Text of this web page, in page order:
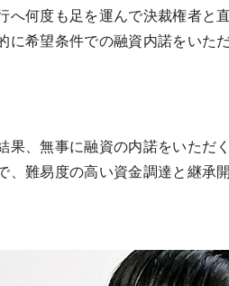
何度も足を運んで決裁権者と
希望条件での融資内諾をいた
果、無事に融資の内諾をいただ
難易度の高い資金調達と継承